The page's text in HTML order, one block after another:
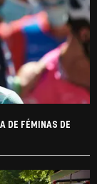
DE FÉMINAS DE